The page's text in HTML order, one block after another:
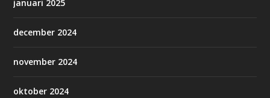
januari 2025
december 2024
november 2024
oktober 2024